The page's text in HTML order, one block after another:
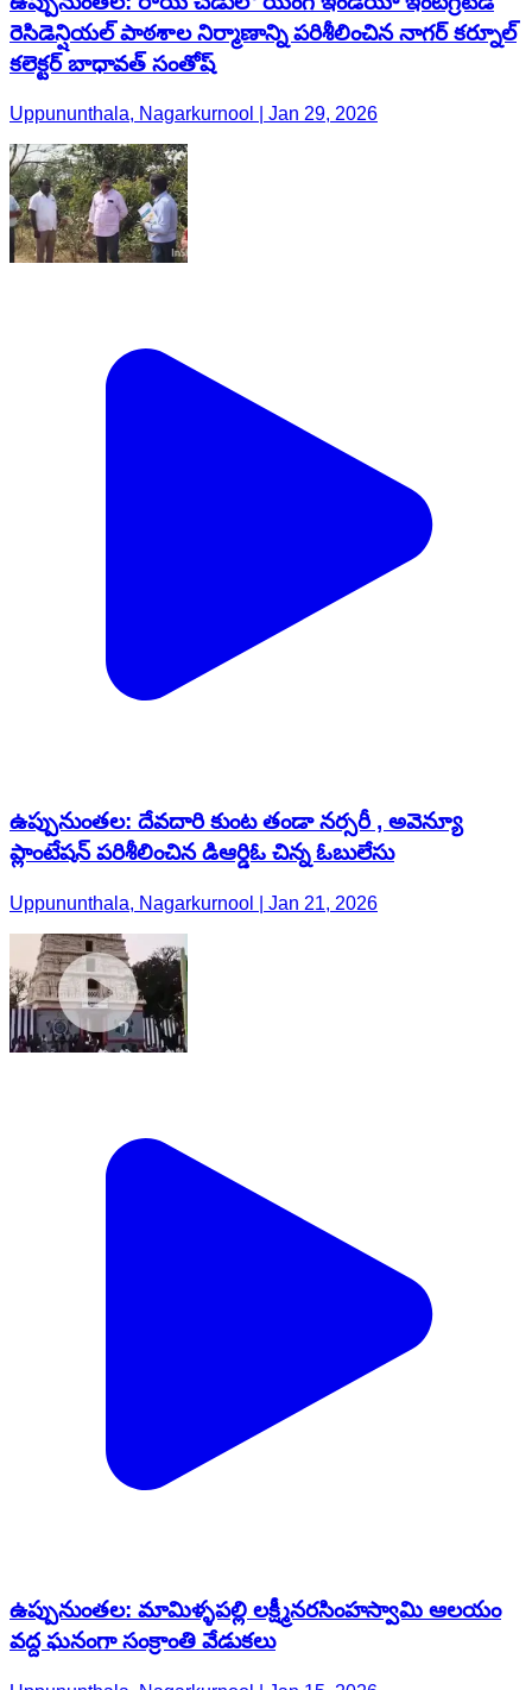
రెసిడెన్షియల్ పాఠశాల నిర్మాణాన్ని పరిశీలించిన నాగర్ కర్నూల్
కలెక్టర్ బాధావత్ సంతోష్
Uppununthala, Nagarkurnool | Jan 29, 2026
ఉప్పునుంతల: దేవదారి కుంట తండా నర్సరీ , అవెన్యూ
ప్లాంటేషన్ పరిశీలించిన డిఆర్డిఓ చిన్న ఓబులేసు
Uppununthala, Nagarkurnool | Jan 21, 2026
ఉప్పునుంతల: మామిళ్ళపల్లి లక్ష్మీనరసింహస్వామి ఆలయం
వద్ద ఘనంగా సంక్రాంతి వేడుకలు